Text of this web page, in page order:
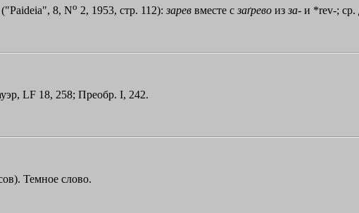
8, No 2, 1953, стр. 112): зарев вместе с заґрево из за- и *rev-; ср.
LF 18, 258; Преобр. I, 242.
Темное слово.